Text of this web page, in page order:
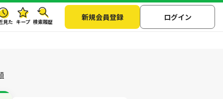
見た キープ 検索履歴 新規会員登録 ログイン